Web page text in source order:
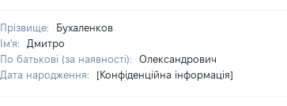
Прізвище:
Бухаленков
Ім'я:
Дмитро
По батькові (за наявності):
Олександрович
Дата народження:
[Конфіденційна інформація]